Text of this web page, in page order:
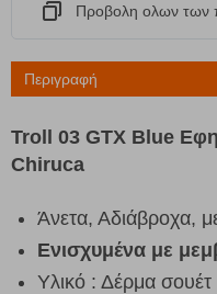
Προβολη ολων των
Περιγραφή
Troll 03 GTX Blue
Chiruca
Άνετα, Αδιάβροχα,
Ενισχυμένα με
Υλικό : Δέρμα